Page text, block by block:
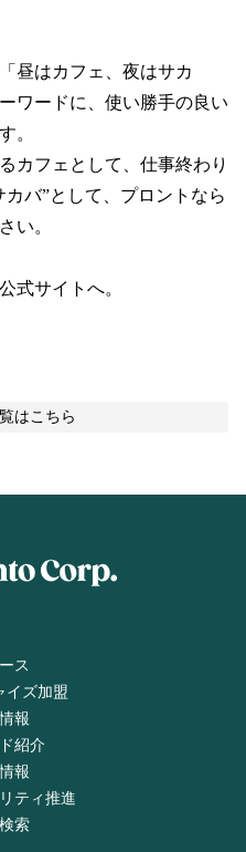
昼はカフェ、夜はサカ
ワードに、使い勝手の良い
。
カフェとして、仕事終わり
バ”として、プロントなら
い。
式サイトへ。
はこちら
ス
イズ加盟
報
紹介
報
ティ推進
索